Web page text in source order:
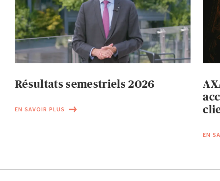
Résultats semestriels 2026
EN SAVOIR PLUS
EN